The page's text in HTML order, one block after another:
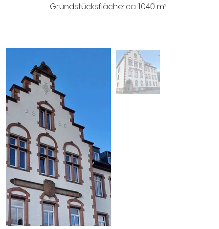
Grundstücksfläche: ca. 1.040 m²